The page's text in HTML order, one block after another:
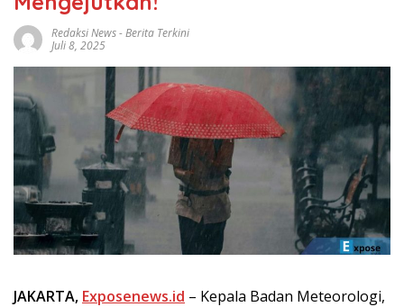
Redaksi News-Berita Terkini
Juli 8, 2025
JAKARTA, Exposenews.id – Kepala Badan Meteorologi,